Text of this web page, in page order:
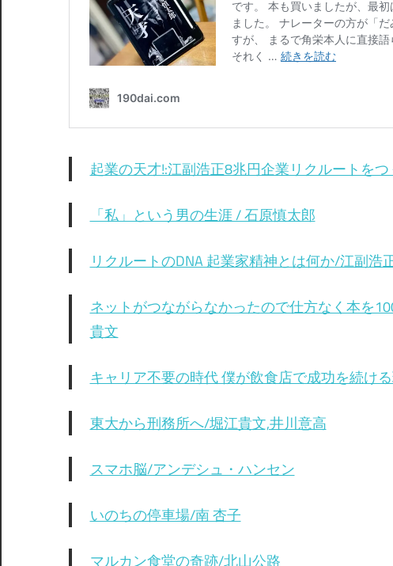
起業の天才!:江副浩正8兆円企業リクルートを
「私」という男の生涯 / 石原慎太郎
リクルートのDNA 起業家精神とは何か/江副浩
ネットがつながらなかったので仕方なく本を
貴文
キャリア不要の時代 僕が飲食店で成功を続け
東大から刑務所へ/堀江貴文,井川意高
スマホ脳/アンデシュ・ハンセン
いのちの停車場/南 杏子
マルカン食堂の奇跡/北山公路